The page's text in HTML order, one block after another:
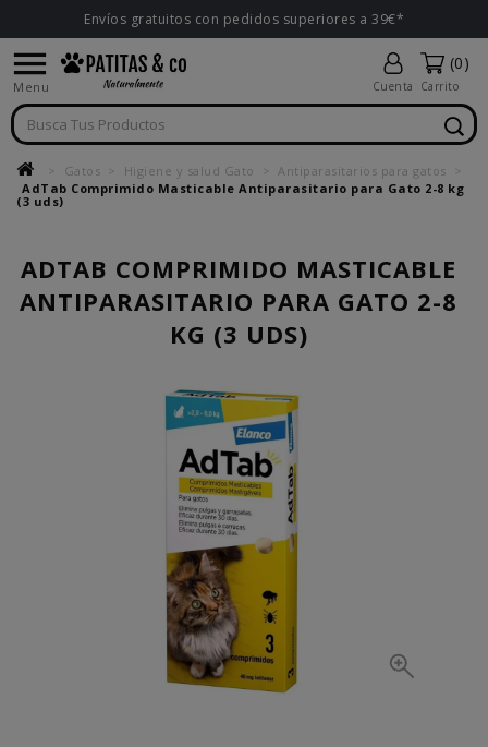
Envíos gratuitos con pedidos superiores a 39€*

Menu Cuenta
(0)
Carrito
Gatos Higiene y salud Gato
Antiparasitarios para gatos
AdTab Comprimido Masticable Antiparasitario para Gato 2-8 kg
(3 uds)
ADTAB COMPRIMIDO MASTICABLE
ANTIPARASITARIO PARA GATO 2-8
KG (3 UDS)